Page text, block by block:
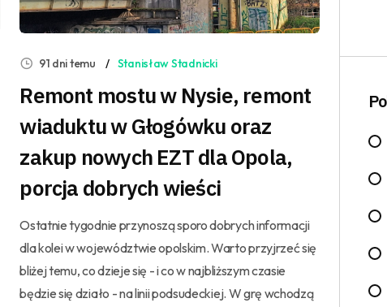
91 dni temu Stanisław Stadnicki
Remont mostu w Nysie, remont
wiaduktu w Głogówku oraz
zakup nowych EZT dla Opola,
porcja dobrych wieści
Ostatnie tygodnie przynoszą sporo dobrych informacji
dla kolei w województwie opolskim. Warto przyjrzeć się
bliżej temu, co dzieje się - i co w najbliższym czasie
będzie się działo - na linii podsudeckiej. W grę wchodzą